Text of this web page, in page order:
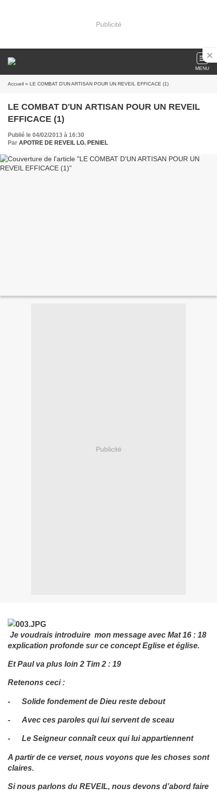
Publicité
MENU
Accueil » LE COMBAT D'UN ARTISAN POUR UN REVEIL EFFICACE (1)
LE COMBAT D'UN ARTISAN POUR UN REVEIL
EFFICACE (1)
Publié le 04/02/2013 à 16:30
Par APOTRE DE REVEIL LG. PENIEL
Publicité
Je voudrais introduire mon message avec Mat 16 : 18
explication profonde sur ce concept Eglise et église.
Et Paul va plus loin 2 Tim 2 : 19
Retenons ceci :
- Solide fondement de Dieu reste debout
- Avec ces paroles qui lui servent de sceau
- Le Seigneur connaît ceux qui lui appartiennent
A partir de ce verset, nous voyons que les choses sont
claires.
Si nous parlons du REVEIL, nous devons d’abord faire